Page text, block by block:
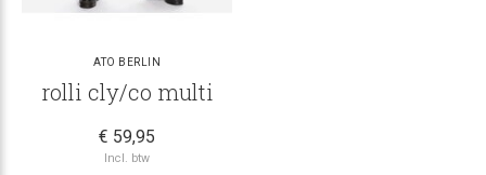
ATO BERLIN
rolli cly/co multi
€ 59,95
Incl. btw